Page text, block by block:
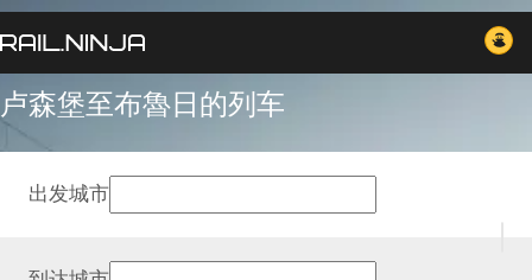
卢森堡至布魯日的列车
出发城市